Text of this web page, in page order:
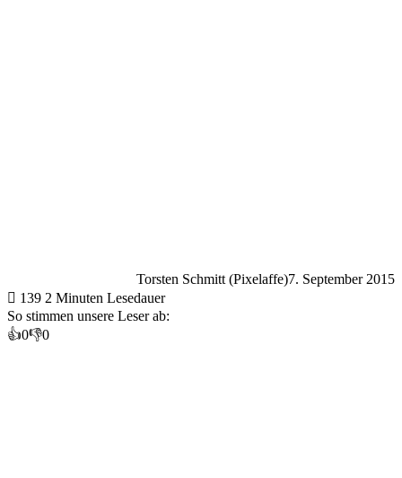
Torsten Schmitt (Pixelaffe)7. September 2015
139 2 Minuten Lesedauer
So stimmen unsere Leser ab:
👍0👎0